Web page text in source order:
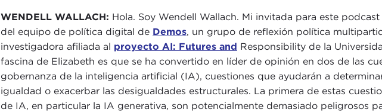
WENDELL WALLACH: Hola. Soy Wendell Wallach. Mi invitada para este
del equipo de política digital de Demos, un grupo de reflexión política
investigadora afiliada al proyecto AI: Futures and Responsibility de la
fascina de Elizabeth es que se ha convertido en líder de opinión en dos de las
gobernanza de la inteligencia artificial (IA), cuestiones que ayudarán a
igualdad o exacerbar las desigualdades estructurales. La primera de estas
de IA, en particular la IA generativa, son potencialmente demasiado peligrosos